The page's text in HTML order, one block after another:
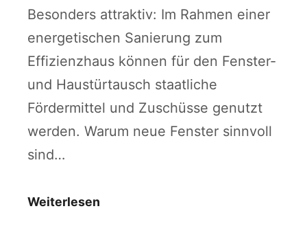
Besonders attraktiv: Im Rahmen einer
energetischen Sanierung zum
Effizienzhaus können für den Fenster-
und Haustürtausch staatliche
Fördermittel und Zuschüsse genutzt
werden. Warum neue Fenster sinnvoll
sind…
Weiterlesen